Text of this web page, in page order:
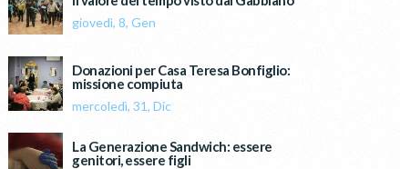
giovedì, 8, Gen
Donazioni per Casa Teresa Bonfiglio:
missione compiuta
mercoledì, 31, Dic
La Generazione Sandwich: essere
genitori, essere figli